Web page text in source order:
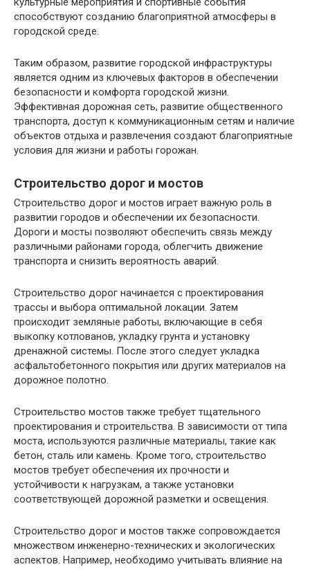
способствуют созданию благоприятной атмосферы в
городской среде.
Таким образом, развитие городской инфраструктуры
является одним из ключевых факторов в обеспечении
безопасности и комфорта городской жизни.
Эффективная дорожная сеть, развитие общественного
транспорта, доступ к коммуникационным сетям и наличие
объектов отдыха и развлечения создают благоприятные
условия для жизни и работы горожан.
Строительство дорог и мостов
Строительство дорог и мостов играет важную роль в
развитии городов и обеспечении их безопасности.
Дороги и мосты позволяют обеспечить связь между
различными районами города, облегчить движение
транспорта и снизить вероятность аварий.
Строительство дорог начинается с проектирования
трассы и выбора оптимальной локации. Затем
происходит земляные работы, включающие в себя
выкопку котлованов, укладку грунта и установку
дренажной системы. После этого следует укладка
асфальтобетонного покрытия или других материалов на
дорожное полотно.
Строительство мостов также требует тщательного
проектирования и строительства. В зависимости от типа
моста, используются различные материалы, такие как
бетон, сталь или камень. Кроме того, строительство
мостов требует обеспечения их прочности и
устойчивости к нагрузкам, а также установки
соответствующей дорожной разметки и освещения.
Строительство дорог и мостов также сопровождается
множеством инженерно-технических и экологических
аспектов. Например, необходимо учитывать влияние на